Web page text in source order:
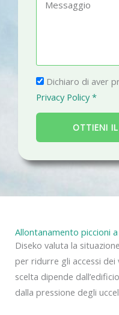
a
g
g
i
P
r
i
a
c
Dichiaro di aver
Privacy Policy *
OTTIENI
Allontanamento piccioni
Diseko valuta la
per ridurre gli accessi dei
scelta dipende
dalla pressione degli